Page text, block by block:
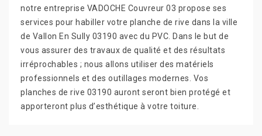
notre entreprise VADOCHE Couvreur 03 propose ses
services pour habiller votre planche de rive dans la ville
de Vallon En Sully 03190 avec du PVC. Dans le but de
vous assurer des travaux de qualité et des résultats
irréprochables ; nous allons utiliser des matériels
professionnels et des outillages modernes. Vos
planches de rive 03190 auront seront bien protégé et
apporteront plus d’esthétique à votre toiture.